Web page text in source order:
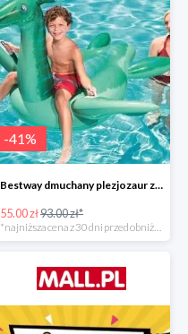
-41%
Bestway dmuchany plezjozaur z uchwytami -40%
55.00 zł93.00 zł*
*najniższa cena z 30 dni przed obniżką